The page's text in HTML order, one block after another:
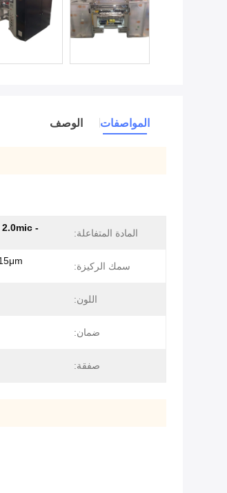
المواصفات الوصف
المادة المتفاعلة:
2.0mic -
سمك الركيزة:
اللون:
ضمان:
صفقة: